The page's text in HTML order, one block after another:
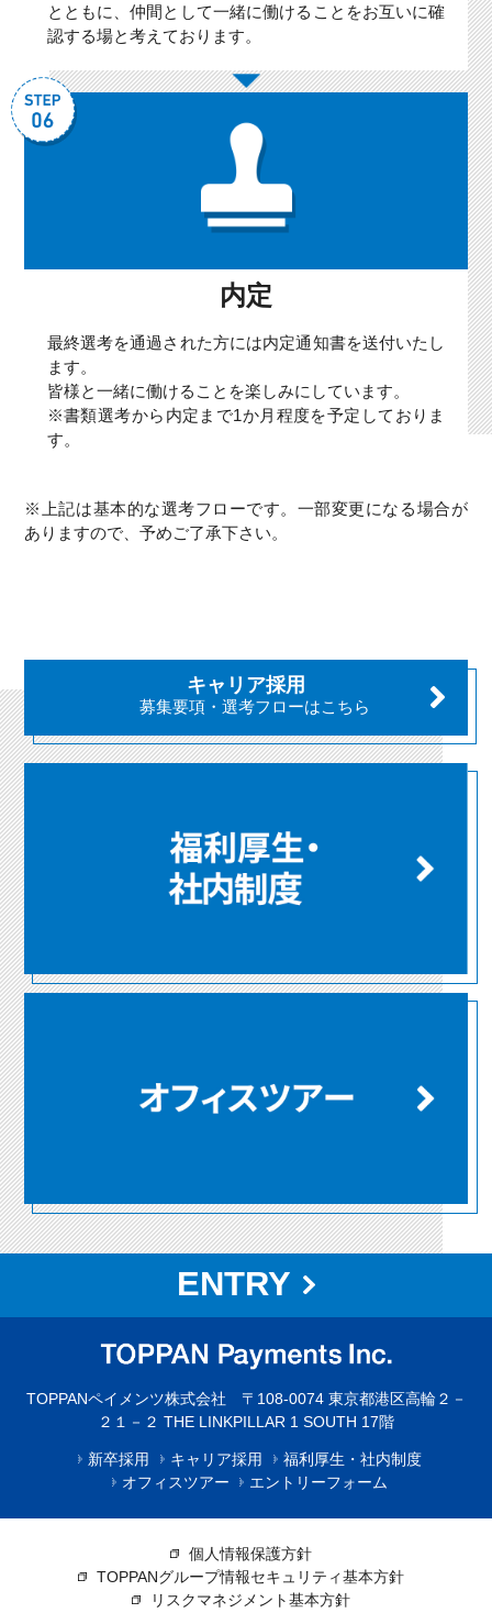
とともに、仲間として一緒に働けることをお互いに確
認する場と考えております。
内定
最終選考を通過された方には内定通知書を送付いたし
ます。
皆様と一緒に働けることを楽しみにしています。
※書類選考から内定まで1か月程度を予定しておりま
す。
※上記は基本的な選考フローです。一部変更になる場合が
ありますので、予めご了承下さい。
キャリア採用
募集要項・選考フローはこちら
ENTRY
TOPPANペイメンツ株式会社 〒108-0074 東京都港区高輪２－
２１－２ THE LINKPILLAR 1 SOUTH 17階
新卒採用 キャリア採用
福利厚生・社内制度
オフィスツアー
エントリーフォーム
個人情報保護方針
TOPPANグループ情報セキュリティ基本方針
リスクマネジメント基本方針